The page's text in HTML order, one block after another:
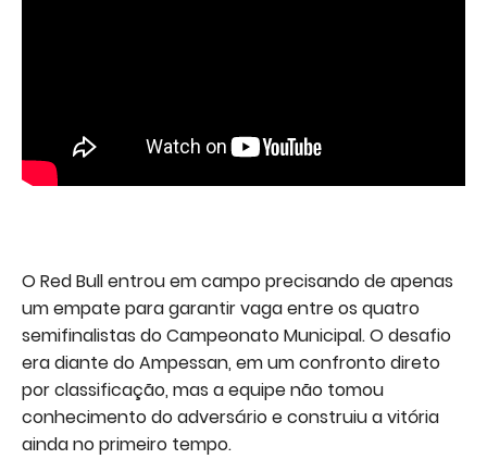
O Red Bull entrou em campo precisando de apenas
um empate para garantir vaga entre os quatro
semifinalistas do Campeonato Municipal. O desafio
era diante do Ampessan, em um confronto direto
por classificação, mas a equipe não tomou
conhecimento do adversário e construiu a vitória
ainda no primeiro tempo.